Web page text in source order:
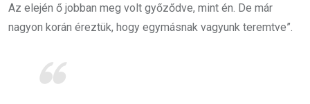
Az elején ő jobban meg volt győződve, mint én. De már
nagyon korán éreztük, hogy egymásnak vagyunk teremtve”.